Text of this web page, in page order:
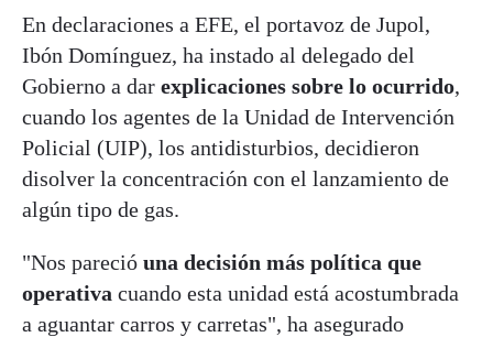
En declaraciones a EFE, el portavoz de Jupol,
Ibón Domínguez, ha instado al delegado del
Gobierno a dar explicaciones sobre lo ocurrido,
cuando los agentes de la Unidad de Intervención
Policial (UIP), los antidisturbios, decidieron
disolver la concentración con el lanzamiento de
algún tipo de gas.
"Nos pareció una decisión más política que
operativa cuando esta unidad está acostumbrada
a aguantar carros y carretas", ha asegurado